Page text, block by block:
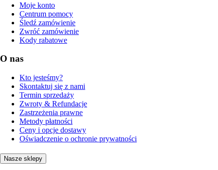
Moje konto
Centrum pomocy
Śledź zamówienie
Zwróć zamówienie
Kody rabatowe
O nas
Kto jesteśmy?
Skontaktuj się z nami
Termin sprzedaży
Zwroty & Refundacje
Zastrzeżenia prawne
Metody płatności
Ceny i opcje dostawy
Oświadczenie o ochronie prywatności
Nasze sklepy